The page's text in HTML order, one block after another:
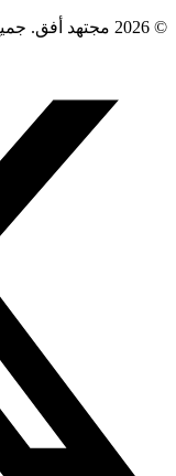
© 2026 مجتهد أفق. جميع الحقوق محفوظة.